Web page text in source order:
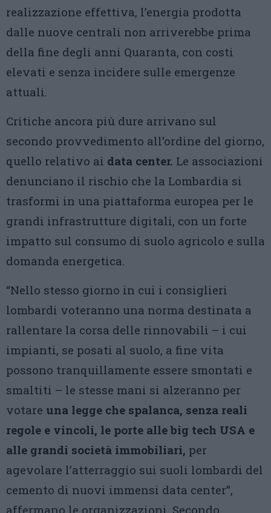
realizzazione effettiva, l’energia prodotta
dalle nuove centrali non arriverebbe prima
della fine degli anni Quaranta, con costi
elevati e senza incidere sulle emergenze
attuali.
Critiche ancora più dure arrivano sul
secondo provvedimento all’ordine del giorno,
quello relativo ai data center. Le associazioni
denunciano il rischio che la Lombardia si
trasformi in una piattaforma europea per le
grandi infrastrutture digitali, con un forte
impatto sul consumo di suolo agricolo e sulla
domanda energetica.
“Nello stesso giorno in cui i consiglieri
lombardi voteranno una norma destinata a
rallentare la corsa delle rinnovabili – i cui
impianti, se posati al suolo, a fine vita
possono tranquillamente essere smontati e
smaltiti – le stesse mani si alzeranno per
votare una legge che spalanca, senza reali
regole e vincoli, le porte alle big tech USA e
alle grandi società immobiliari, per
agevolare l’atterraggio sui suoli lombardi del
cemento di nuovi immensi data center”,
affermano le organizzazioni. Secondo